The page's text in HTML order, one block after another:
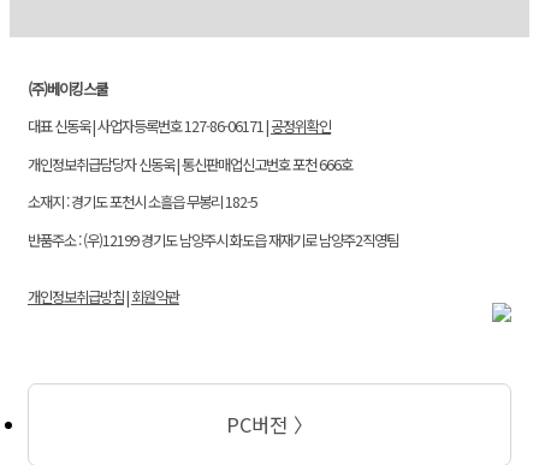
(주)베이킹스쿨
대표 신동욱 | 사업자등록번호 127-86-06171 |공정위확인
개인정보취급담당자 신동욱 | 통신판매업신고번호 포천 666호
소재지 : 경기도 포천시 소흘읍 무봉리 182-5
반품주소 : (우)12199 경기도 남양주시 화도읍 재재기로 남양주2직영팀
개인정보취급방침|회원약관
PC버전 〉